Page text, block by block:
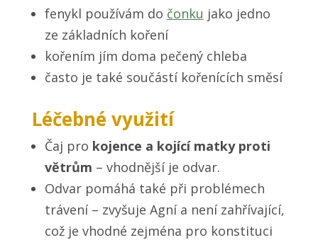
fenykl používám do čonku jako jedno
ze základních koření
kořením jím doma pečený chleba
často je také součástí kořenících směsí
Léčebné využití
Čaj pro kojence a kojící matky proti
větrům – vhodnější je odvar.
Odvar pomáhá také při problémech
trávení – zvyšuje Agní a není zahřívající,
což je vhodné zejména pro konstituci